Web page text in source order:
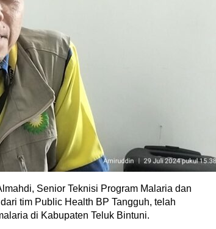
Senior Teknisi Program Malaria dan
tim Public Health BP Tangguh, telah
di Kabupaten Teluk Bintuni.